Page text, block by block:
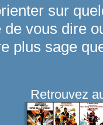
sur
vous dire
plus sage
Retrouvez